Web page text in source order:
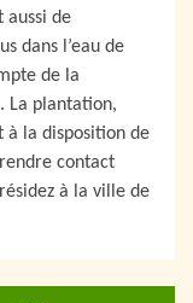
aussi de
dans l’eau de
de la
La plantation,
à la disposition de
contact
à la ville de